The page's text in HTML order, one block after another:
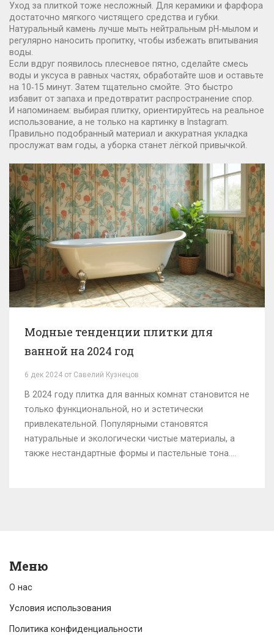
Уход за плиткой тоже несложный. Для керамики и фарфора
достаточно мягкого чистящего средства и губки.
Натуральный камень лучше мыть нейтральным pH‑мылом и
регулярно наносить пропитку, чтобы избежать впитывания
воды.
Если вдруг появилось плесневое пятно, сделайте смесь
воды и уксуса в равных частях, обработайте шов и оставьте
на 10‑15 минут. Затем тщательно смойте. Это быстро
избавит от запаха и предотвратит распространение спор.
И напоминаем: выбирая плитку, ориентируйтесь на реальное
использование, а не только на картинку в Instagram.
Правильно подобранный материал и аккуратная укладка
прослужат вам годы, а уборка станет лёгкой привычкой.
Модные тенденции плитки для
ванной на 2024 год
6 дек 2024 от Савелий Кузнецов
В 2024 году плитка для ванных комнат становится не
только функциональной, но и эстетически
привлекательной. Популярными становятся
натуральные и экологически чистые материалы, а
также нестандартные формы и пастельные тона.
Меню
О нас
Условия использования
Политика конфиденциальности